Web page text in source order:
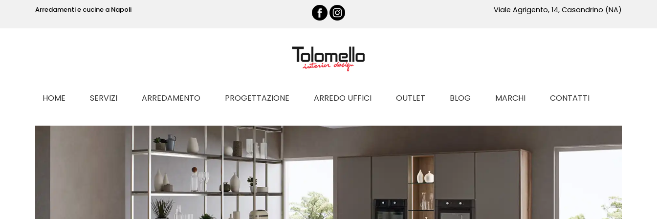
Arredamenti e cucine a Napoli Viale Agrigento, 14, Casandrino (NA)
HOME SERVIZI ARREDAMENTO PROGETTAZIONE ARREDO UFFICI OUTLET BLOG MARCHI CONTATTI